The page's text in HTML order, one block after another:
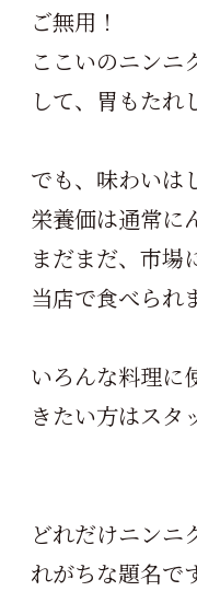
ご無用！
ここいのニンニ
して、胃もたれ
でも、味わいは
栄養価は通常に
まだまだ、市場
当店で食べられ
いろんな料理に
きたい方はスタ
どれだけニンニ
れがちな題名で